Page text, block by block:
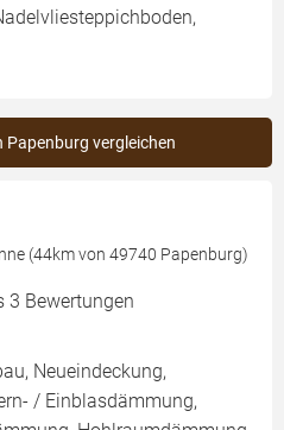
vergleichen
(44km von 49740 Papenburg)
3 Bewertungen
Neueindeckung,
/ Einblasdämmung,